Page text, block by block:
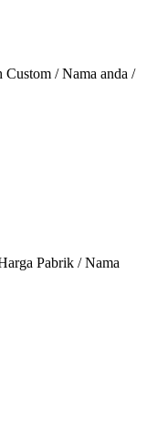
/ Nama anda /
Pabrik / Nama